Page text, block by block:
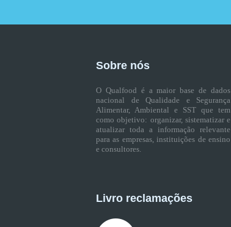
Sobre nós
O Qualfood é a maior base de dados
nacional de Qualidade e Segurança
Alimentar, Ambiental e SST que tem
como objetivo: organizar, sistematizar e
atualizar toda a informação relevante
para as empresas, instituições de ensino
e consultores.
Livro reclamações